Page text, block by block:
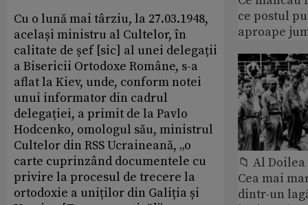
Cu o lună mai târziu, la 27.03.1948,
același ministru al Cultelor, în
calitate de șef [sic] al unei delegații
a Bisericii Ortodoxe Române, s-a
aflat la Kiev, unde, conform notei
unui informator din cadrul
delegației, a primit de la Pavlo
Hodcenko, omologul său, ministrul
Cultelor din RSS Ucraineană, „o
carte cuprinzând documentele cu
privire la procesul de trecere la
ortodoxie a uniților din Galiția și
ce postul
aproape
📁 Al
Cea mai
dintr-un